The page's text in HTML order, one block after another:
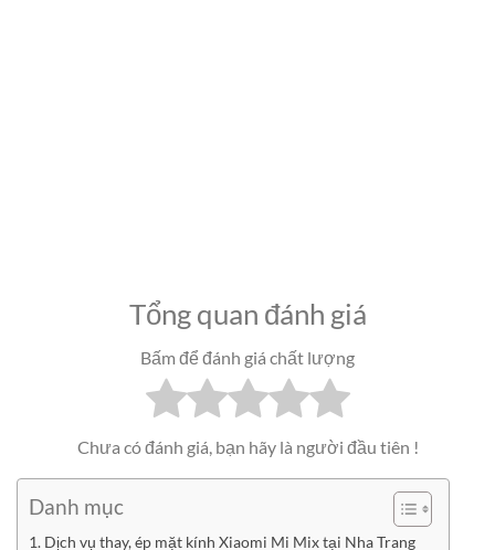
Tổng quan đánh giá
Bấm để đánh giá chất lượng
Chưa có đánh giá, bạn hãy là người đầu tiên !
Danh mục
Dịch vụ thay, ép mặt kính Xiaomi Mi Mix tại Nha Trang